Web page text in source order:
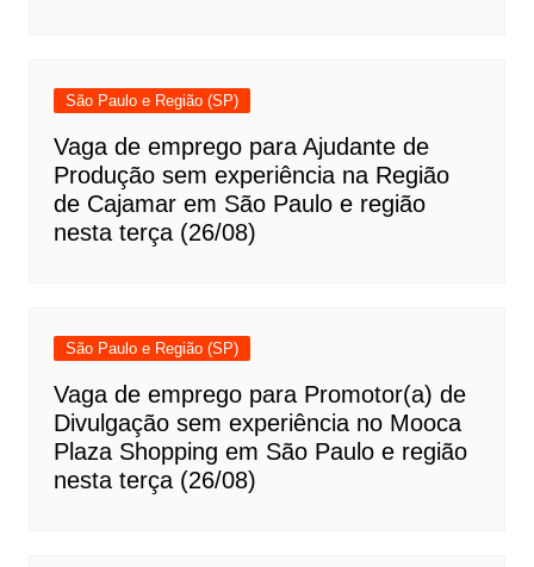
São Paulo e Região (SP)
Vaga de emprego para Ajudante de
Produção sem experiência na Região
de Cajamar em São Paulo e região
nesta terça (26/08)
São Paulo e Região (SP)
Vaga de emprego para Promotor(a) de
Divulgação sem experiência no Mooca
Plaza Shopping em São Paulo e região
nesta terça (26/08)